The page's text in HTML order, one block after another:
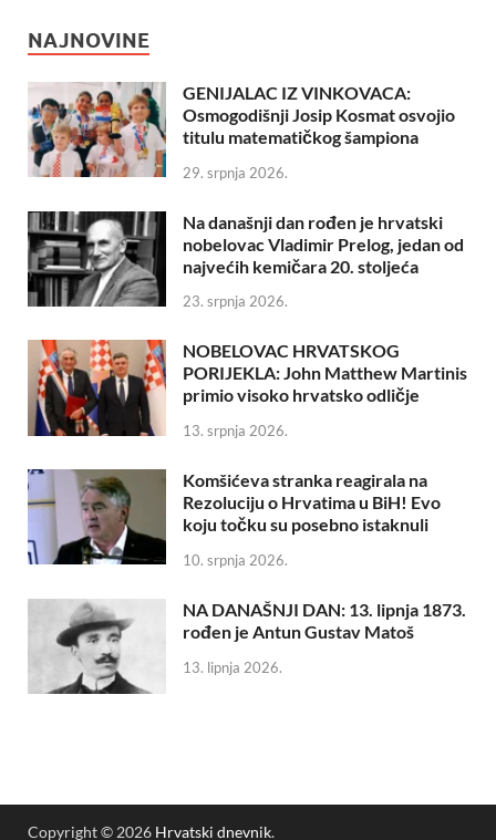
NAJNOVINE
GENIJALAC IZ VINKOVACA:
Osmogodišnji Josip Kosmat osvojio
titulu matematičkog šampiona
29. srpnja 2026.
Na današnji dan rođen je hrvatski
nobelovac Vladimir Prelog, jedan od
najvećih kemičara 20. stoljeća
23. srpnja 2026.
NOBELOVAC HRVATSKOG
PORIJEKLA: John Matthew Martinis
primio visoko hrvatsko odličje
13. srpnja 2026.
Komšićeva stranka reagirala na
Rezoluciju o Hrvatima u BiH! Evo
koju točku su posebno istaknuli
10. srpnja 2026.
NA DANAŠNJI DAN: 13. lipnja 1873.
rođen je Antun Gustav Matoš
13. lipnja 2026.
Copyright © 2026 Hrvatski dnevnik.